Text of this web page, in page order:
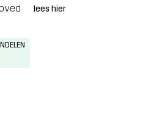
lees hier